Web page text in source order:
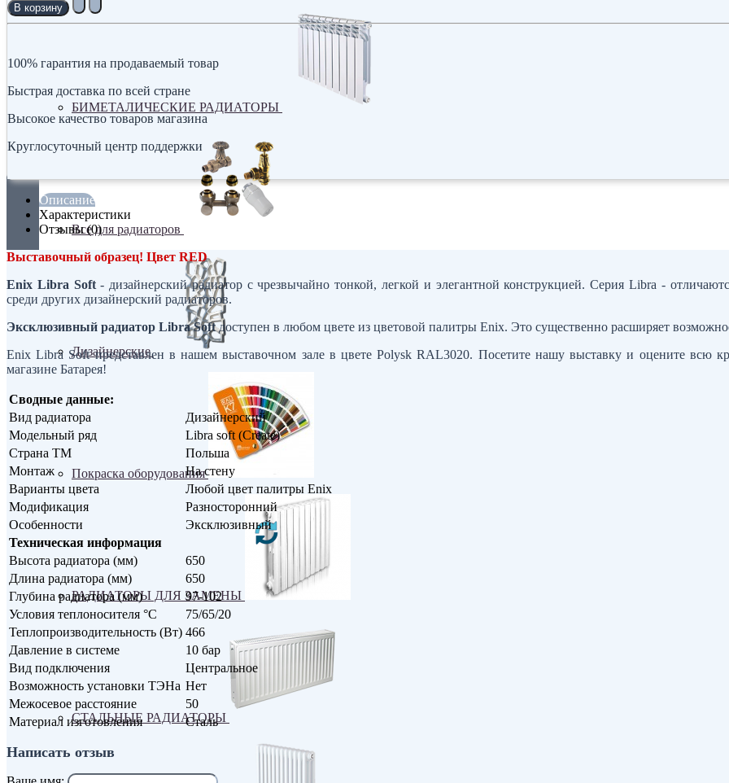
БИМЕТАЛИЧЕСКИЕ РАДИАТОРЫ
Все для радиаторов
Дизайнерские
Покраска оборудования
РАДИАТОРЫ ДЛЯ ЗАМЕНЫ
СТАЛЬНЫЕ РАДИАТОРЫ
В корзину
100% гарантия на продаваемый товар
Быстрая доставка по всей стране
Высокое качество товаров магазина
Круглосуточный центр поддержки
Описание
Характеристики
Отзывы (0)
Выставочный образец! Цвет RED
Enix Libra Soft- дизайнерский радиатор с чрезвычайно тонкой, легкой и элегантной конструкцией. Серия Libra -
среди других дизайнерский радиаторов.
Эксклюзивный радиатор Libra Softдоступен в любом цвете из цветовой палитры Enix. Это существенно расширяет
Enix Libra Soft представлен в нашем выставочном зале в цвете Polysk RAL3020. Посетите нашу выставку и оцените всю
магазине Батарея!
Сводные данные:
Вид радиатора
Дизайнерский
Модельный ряд
Libra soft (Create)
Страна ТМ
Польша
Монтаж
На стену
Варианты цвета
Любой цвет палитры Enix
Модификация
Разносторонний
Особенности
Эксклюзивный
Техническая информация
Высота радиатора (мм)
650
Длина радиатора (мм)
650
Глубина радиатора (мм)
97-102
Условия теплоносителя °С
75/65/20
Теплопроизводительность (Вт) 466
Давление в системе
10 бар
Вид подключения
Центральное
Возможность установки ТЭНа Нет
Межосевое расстояние
50
Материал изготовления
Сталь
Написать отзыв